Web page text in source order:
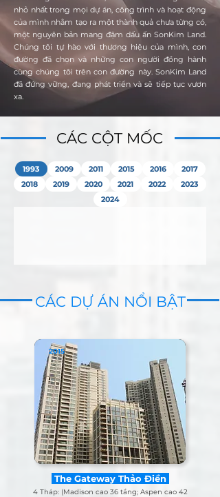
nhỏ nhất trong mọi dự án, công trình và hoạt động
của mình nhằm tạo ra một thành quả chưa từng có,
một nguyên bản mang đậm dấu ấn SonKim Land.​
Chúng tôi tự hào với thương hiệu của mình, con
đường đã chọn và những con người đồng hành
cùng chúng tôi trên con đường này. SonKim Land
đã đứng vững, đang phát triển và sẽ tiếp tục vươn
xa.
CÁC CỘT MỐC
CÁC CỘT MỐC
1993 2009 2011 2015 2016
2017
2018
2019 2020 2021 2022
2023
2024
CÁC DỰ ÁN NỔI BẬT
2015
The Gateway Thảo Điền
4 Tháp: (Madison cao 36 tầng; Aspen cao 42